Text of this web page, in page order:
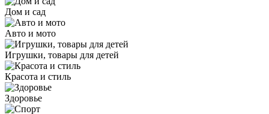
Дом и сад
Авто и мото
Игрушки, товары для детей
Красота и стиль
Здоровье